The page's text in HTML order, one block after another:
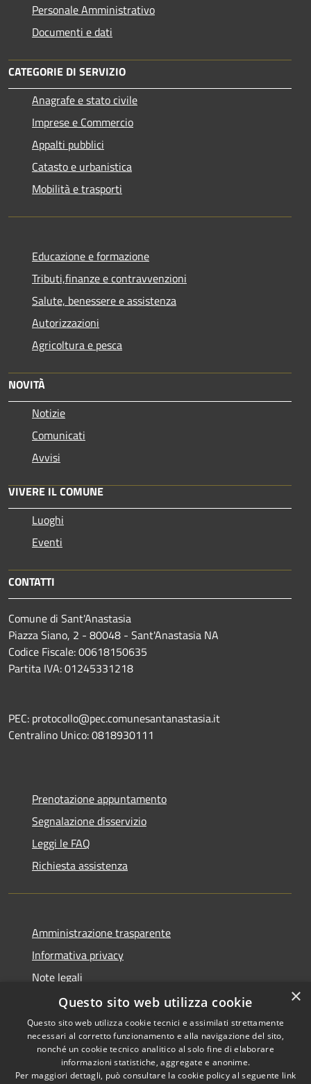
Personale Amministrativo
Documenti e dati
CATEGORIE DI SERVIZIO
Anagrafe e stato civile
Imprese e Commercio
Appalti pubblici
Catasto e urbanistica
Mobilità e trasporti
Educazione e formazione
Tributi,finanze e contravvenzioni
Salute, benessere e assistenza
Autorizzazioni
Agricoltura e pesca
NOVITÀ
Notizie
Comunicati
Avvisi
VIVERE IL COMUNE
Luoghi
Eventi
CONTATTI
Comune di Sant'Anastasia
Piazza Siano, 2 - 80048 - Sant'Anastasia NA
Codice Fiscale: 00618150635
Partita IVA: 01245331218
PEC: protocollo@pec.comunesantanastasia.it
Centralino Unico: 0818930111
Prenotazione appuntamento
Segnalazione disservizio
Leggi le FAQ
Richiesta assistenza
Amministrazione trasparente
Informativa privacy
Note legali
Dichiarazione di accessibilità
RSS
Copyright © 2026 • Comune di
×
Questo sito web utilizza cookie
Questo sito web utilizza cookie tecnici e assimilati strettamente
necessari al corretto funzionamento e alla navigazione del sito,
nonché un cookie tecnico analitico al solo fine di elaborare
informazioni statistiche, aggregate e anonime.
Per maggiori dettagli, può consultare la cookie policy al seguente link